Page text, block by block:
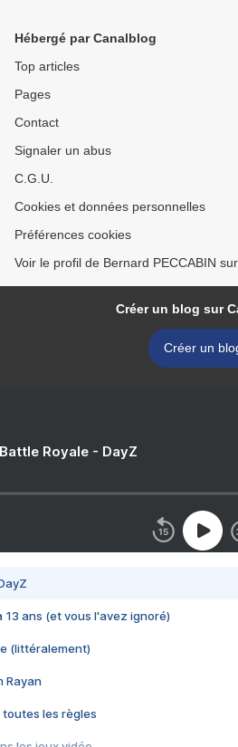
Hébergé par Canalblog
Top articles
Pages
Contact
Signaler un abus
C.G.U.
Cookies et données personnelles
Préférences cookies
Voir le profil de Bernard PECCABIN
Créer un blog sur
Créer un
Royale - DayZ
13 ans (et vous l'avez ignoré)
(littéralement)
Rayan
toutes les règles